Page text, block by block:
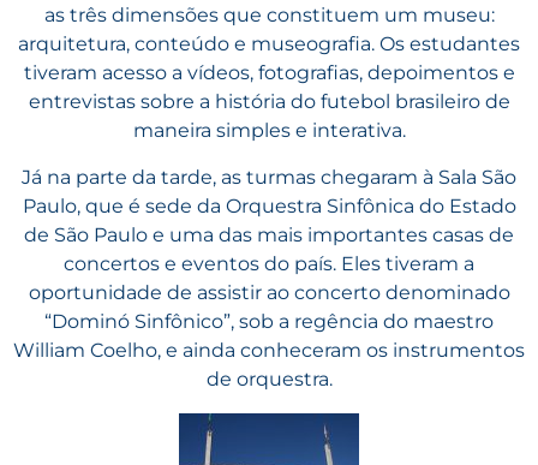
as três dimensões que constituem um museu:
arquitetura, conteúdo e museografia. Os estudantes
tiveram acesso a vídeos, fotografias, depoimentos e
entrevistas sobre a história do futebol brasileiro de
maneira simples e interativa.
Já na parte da tarde, as turmas chegaram à Sala São
Paulo, que é sede da Orquestra Sinfônica do Estado
de São Paulo e uma das mais importantes casas de
concertos e eventos do país. Eles tiveram a
oportunidade de assistir ao concerto denominado
“Dominó Sinfônico”, sob a regência do maestro
William Coelho, e ainda conheceram os instrumentos
de orquestra.